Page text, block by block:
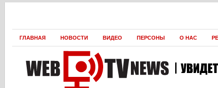
ГЛАВНАЯ НОВОСТИ ВИДЕО ПЕРСОНЫ О НАС